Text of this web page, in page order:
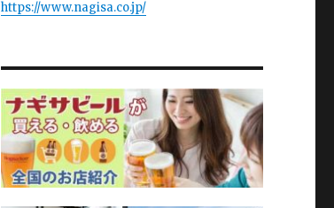
https://www.nagisa.co.jp/